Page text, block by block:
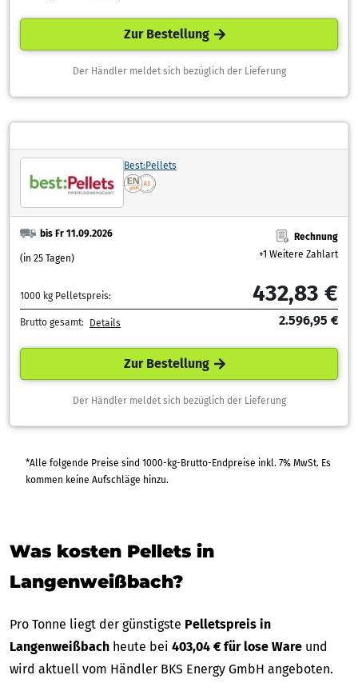
Zur Bestellung
Der Händler meldet sich bezüglich der Lieferung
Best:Pellets
bis Fr 11.09.2026
(in 25 Tagen)
Rechnung
+1 Weitere Zahlart
1000 kg Pelletspreis: 432,83 €
Brutto gesamt: Details 2.596,95 €
Zur Bestellung
Der Händler meldet sich bezüglich der Lieferung
*Alle folgende Preise sind 1000-kg-Brutto-Endpreise inkl. 7% MwSt. Es
kommen keine Aufschläge hinzu.
Was kosten Pellets in
Langenweißbach?
Pro Tonne liegt der günstigste Pelletspreis in
Langenweißbach heute bei 403,04 € für lose Ware und
wird aktuell vom Händler BKS Energy GmbH angeboten.